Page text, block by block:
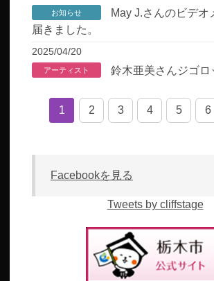
お知らせ
May J.さんのビデオ
届きました。
2025/04/20
アーティスト 鈴木亜美さんジゴロ
1 2 3 4 5 6
Facebookを見る
Tweets by cliffstage